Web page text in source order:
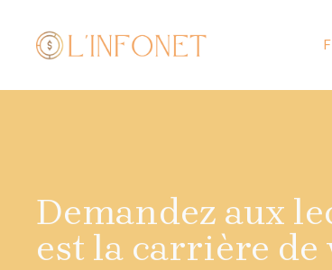
contenu
Demandez aux
est la carrière de